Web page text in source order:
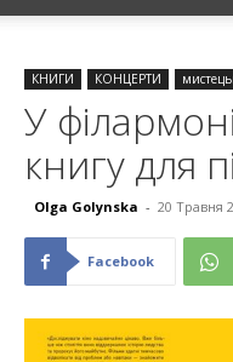
КНИГИ КОНЦЕРТИ
У
книгу для
Olga Golynska - 20 Травня
Facebook